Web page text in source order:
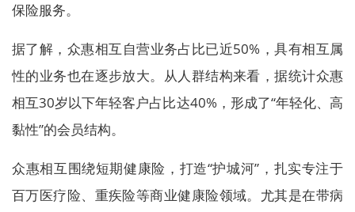
保险服务。
据了解，众惠相互自营业务占比已近50%，具有相互属
性的业务也在逐步放大。从人群结构来看，据统计众惠
相互30岁以下年轻客户占比达40%，形成了“年轻化、高
黏性”的会员结构。
众惠相互围绕短期健康险，打造“护城河”，扎实专注于
百万医疗险、重疾险等商业健康险领域。尤其是在带病